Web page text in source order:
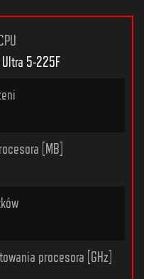
5-225F
[MB]
procesora [GHz]